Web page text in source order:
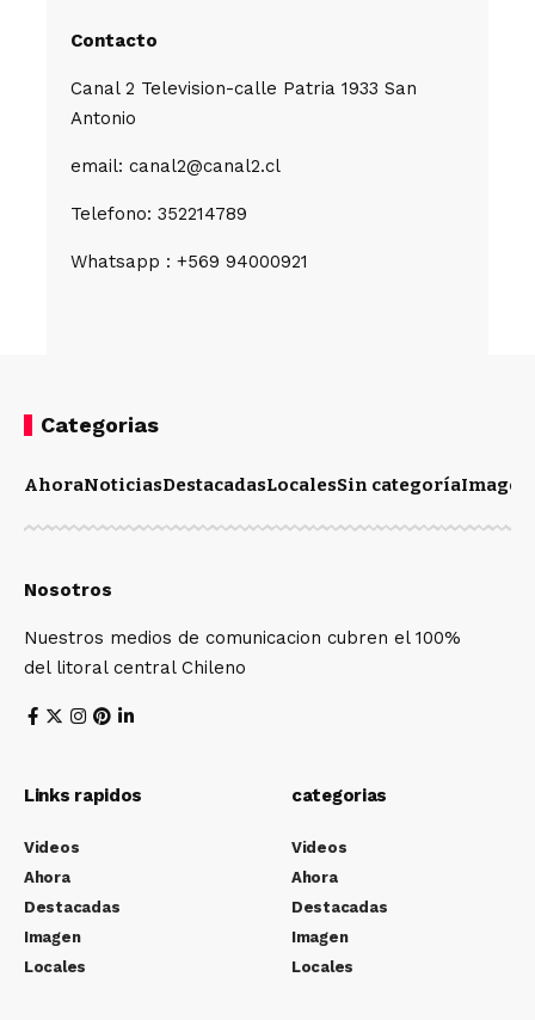
Contacto
Canal 2 Television-calle Patria 1933 San
Antonio
email: canal2@canal2.cl
Telefono: 352214789
Whatsapp : +569 94000921
Categorias
AhoraNoticiasDestacadasLocalesSin categoríaImagen
Nosotros
Nuestros medios de comunicacion cubren el 100%
del litoral central Chileno
Links rapidos
Videos
Ahora
Destacadas
Imagen
Locales
categorias
Videos
Ahora
Destacadas
Imagen
Locales